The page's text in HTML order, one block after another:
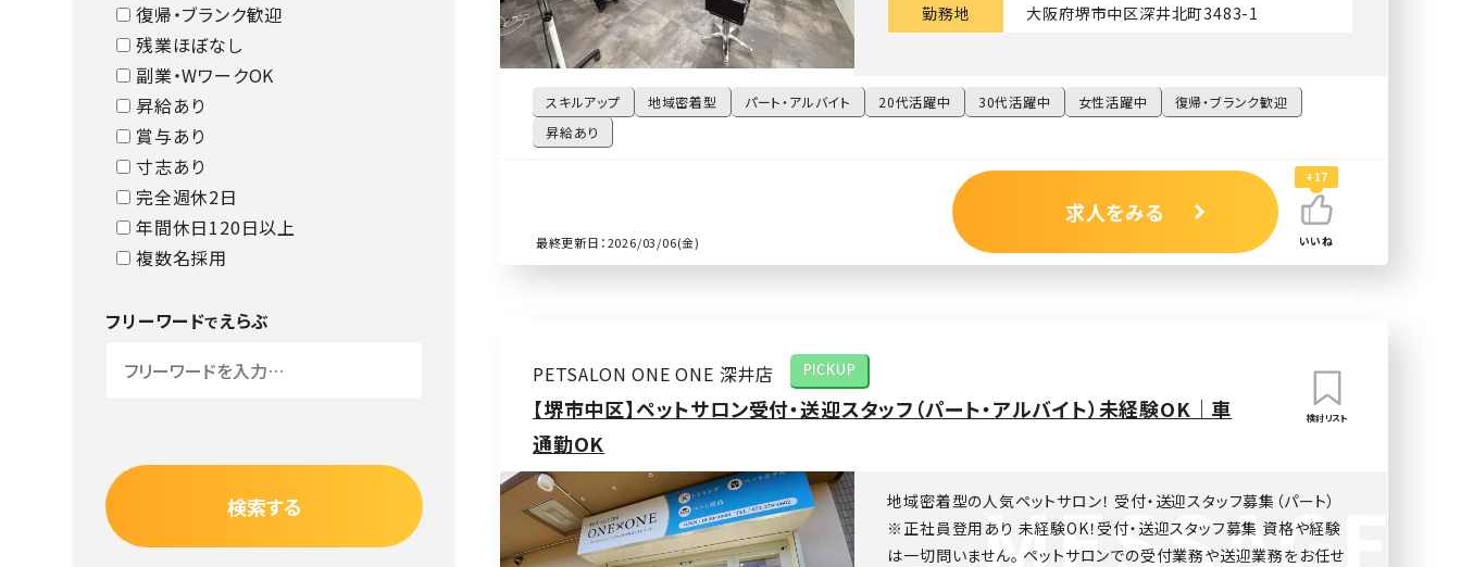
スキルアップ 地域密着型 パート・アルバイト 20代活躍中 30代活躍中 女性活躍中
復帰・ブランク歓迎
昇給あり
勤務地
大阪府堺市中区深井北町3483-1
最終更新日：2026/03/06(金)
求人をみる
+17
いいね
PETSALON ONE ONE 深井店 PICKUP
【堺市中区】ペットサロン受付・送迎スタッフ（パート・アルバイト）未経験OK｜車
通勤OK
検討リスト
地域密着型の人気ペットサロン！ 受付・送迎スタッフ募集（パート）
※正社員登用あり 未経験OK！受付・送迎スタッフ募集 資格や経験
は一切問いません。 ペットサロンでの受付業務や送迎業務をお任せ
復帰・ブランク歓迎
残業ほぼなし
副業・WワークOK
昇給あり
賞与あり
寸志あり
完全週休2日
年間休日120日以上
複数名採用
フリーワードでえらぶ